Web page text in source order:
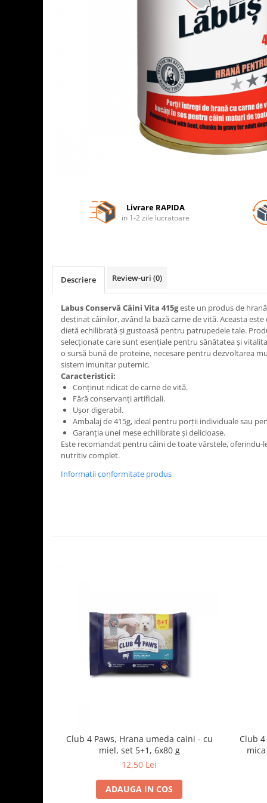
Livrare RAPIDA
in 1-2 zile lucratoare
Descriere Review-uri (0)
Labus Conservă Câini Vita 415geste un produs de
destinat câinilor, având la bază carne de vită. Aceasta
dietă echilibrată și gustoasă pentru patrupedele tale.
selecționate care sunt esențiale pentru sănătatea și
o sursă bună de proteine, necesare pentru dezvoltarea
sistem imunitar puternic.
Caracteristici:
Conținut ridicat de carne de vită.
Fără conservanți artificiali.
Ușor digerabil.
Ambalaj de 415g, ideal pentru porții individuale sau
Garanția unei mese echilibrate și delicioase.
Este recomandat pentru câini de toate vârstele,
nutritiv complet.
Informatii conformitate produs
Club 4 Paws, Hrana umeda caini - cu
miel, set 5+1, 6x80 g
12,50 Lei
ADAUGA IN COS
Club